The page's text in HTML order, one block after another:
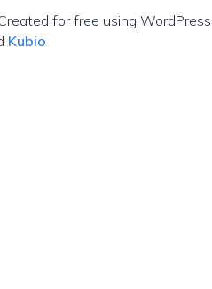
for free using WordPress
Kubio